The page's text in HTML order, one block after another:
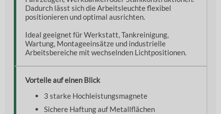
Dadurch lässt sich die Arbeitsleuchte flexibel
positionieren und optimal ausrichten.
Ideal geeignet für Werkstatt, Tankreinigung,
Wartung, Montageeinsätze und industrielle
Arbeitsbereiche mit wechselnden Lichtpositionen.
Vorteile auf einen Blick
3 starke Hochleistungsmagnete
Sichere Haftung auf Metallflächen